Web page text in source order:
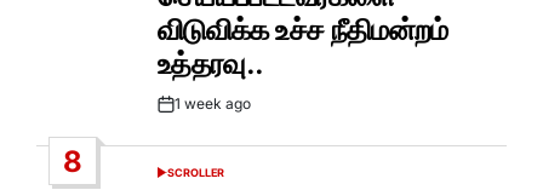
விடுவிக்க உச்ச நீதிமன்றம்
உத்தரவு..
Post1 week ago
8
POSTED
SCROLLER